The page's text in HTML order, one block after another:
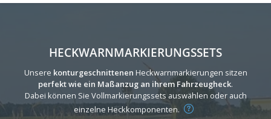
HECKWARNMARKIERUNGSSETS
Unsere konturgeschnittenen Heckwarnmarkierungen sitzen
perfekt wie ein Maßanzug an ihrem Fahrzeugheck.
Dabei können Sie Vollmarkierungssets auswählen oder auch
einzelne Heckkomponenten.